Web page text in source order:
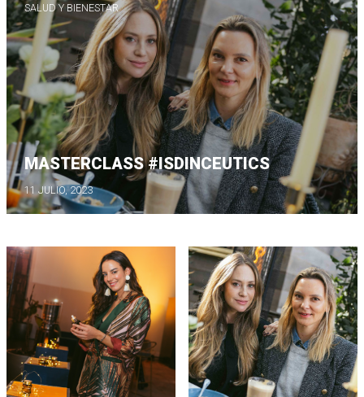
SALUD Y BIENESTAR
MASTERCLASS #ISDINCEUTICS
11 JULIO, 2023